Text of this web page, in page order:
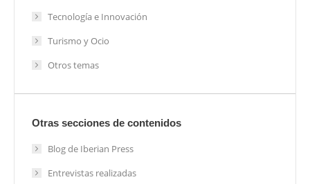
Tecnología e Innovación
Turismo y Ocio
Otros temas
Otras secciones de contenidos
Blog de Iberian Press
Entrevistas realizadas